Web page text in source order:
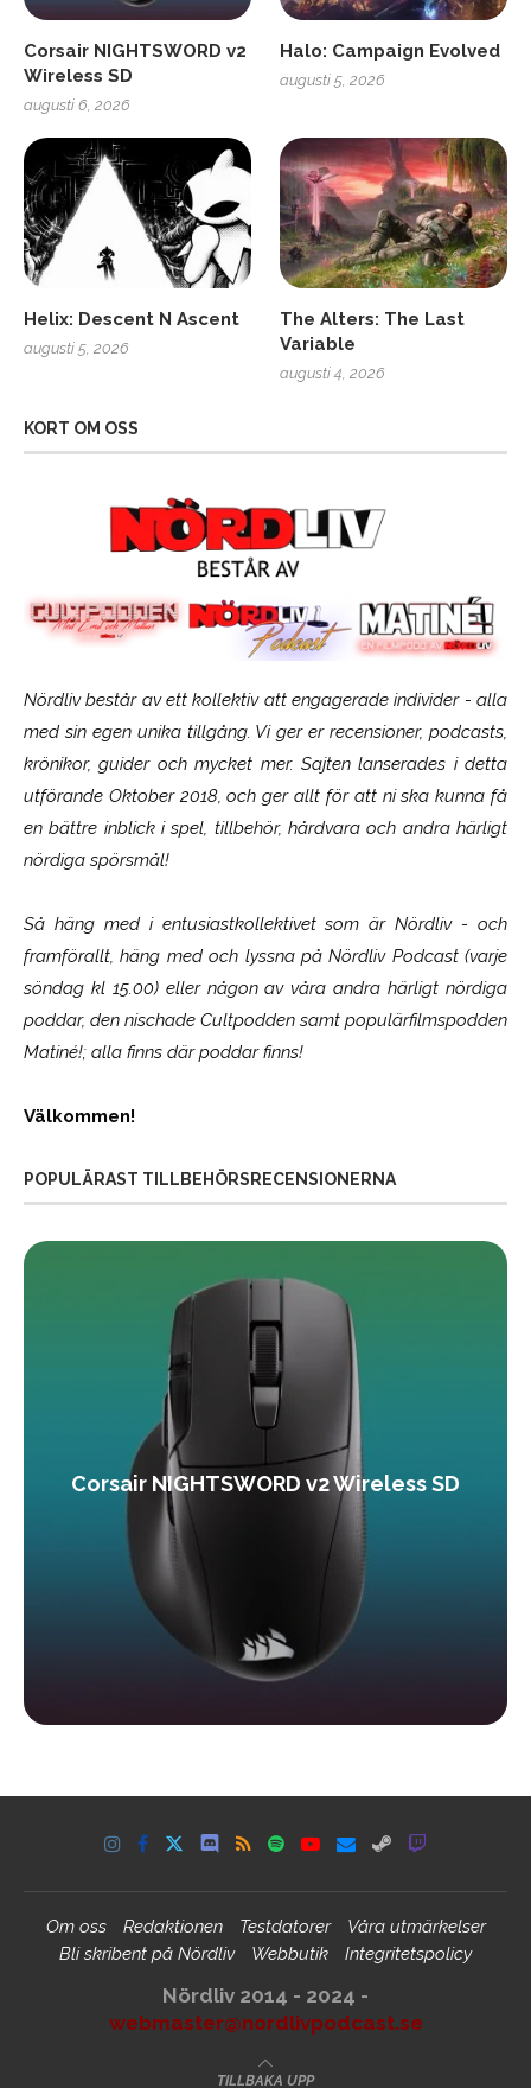
Corsair NIGHTSWORD v2
Wireless SD
augusti 6, 2026
Halo: Campaign Evolved
augusti 5, 2026
Helix: Descent N Ascent
augusti 5, 2026
The Alters: The Last
Variable
augusti 4, 2026
KORT OM OSS
Nördliv består av ett kollektiv att engagerade individer - alla
med sin egen unika tillgång. Vi ger er recensioner, podcasts,
krönikor, guider och mycket mer. Sajten lanserades i detta
utförande Oktober 2018, och ger allt för att ni ska kunna få
en bättre inblick i spel, tillbehör, hårdvara och andra härligt
nördiga spörsmål!
Så häng med i entusiastkollektivet som ärNördliv- och
framförallt, häng med och lyssna på Nördliv Podcast (varje
söndag kl 15.00) eller någon av våra andra härligt nördiga
poddar, den nischade Cultpodden samt populärfilmspodden
Matiné!; alla finns där poddar finns!
Välkommen!
POPULÄRAST TILLBEHÖRSRECENSIONERNA
Corsair NIGHTSWORD v2 Wireless SD
Om oss Redaktionen Testdatorer
Våra utmärkelser
Bli skribent på Nördliv
Webbutik Integritetspolicy
Nördliv 2014 - 2024 -
webmaster@nordlivpodcast.se
TILLBAKA UPP